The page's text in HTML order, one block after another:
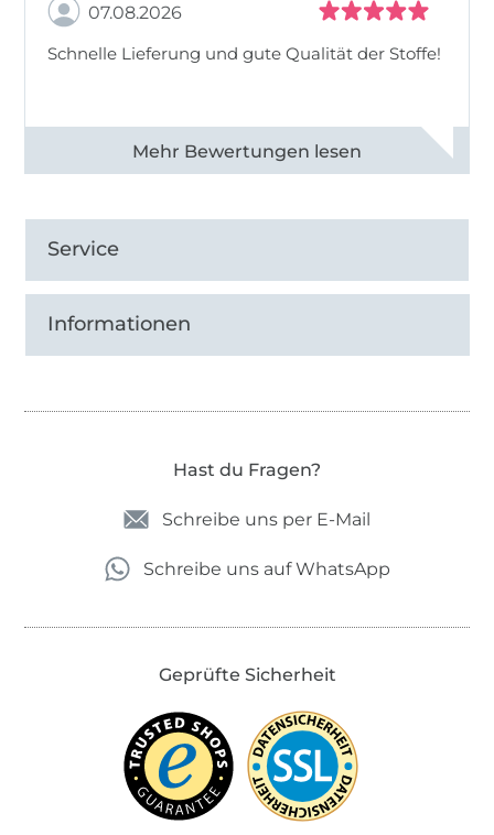
07.08.2026
Schnelle Lieferung und gute Qualität der Stoffe!
Alle 82968 Bewertungen ansehen
Service
Informationen
Hast du Fragen?
Schreibe uns per E-Mail
Schreibe uns auf WhatsApp
Geprüfte Sicherheit